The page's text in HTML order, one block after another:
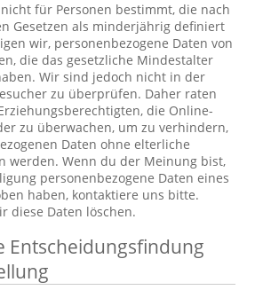
für Personen bestimmt, die nach
Gesetzen als minderjährig definiert
wir, personenbezogene Daten von
die das gesetzliche Mindestalter
Wir sind jedoch nicht in der
zu überprüfen. Daher raten
die Online-
zu überwachen, um zu verhindern,
Daten ohne elterliche
werden. Wenn du der Meinung bist,
personenbezogene Daten eines
haben, kontaktiere uns bitte.
diese Daten löschen.
Entscheidungsfindung